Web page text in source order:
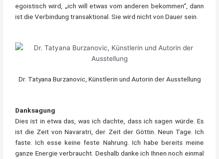
egoistisch wird, „ich will etwas vom anderen bekommen“, dann
ist die Verbindung transaktional. Sie wird nicht von Dauer sein.
Dr. Tatyana Burzanovic, Künstlerin und Autorin der Ausstellung
Danksagung
Dies ist in etwa das, was ich dachte, dass ich sagen würde. Es
ist die Zeit von Navaratri, der Zeit der Göttin. Neun Tage. Ich
faste. Ich esse keine feste Nahrung. Ich habe bereits meine
ganze Energie verbraucht. Deshalb danke ich Ihnen noch einmal